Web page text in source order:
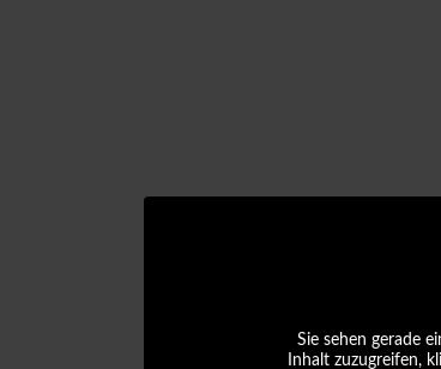
Sie sehen gerade
Inhalt zuzugreifen,